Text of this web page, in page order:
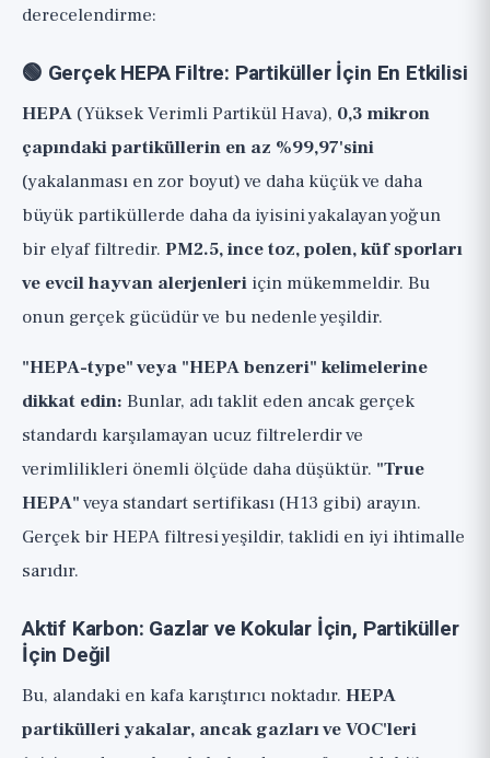
derecelendirme:
🟢 Gerçek HEPA Filtre: Partiküller İçin En Etkilisi
HEPA (Yüksek Verimli Partikül Hava), 0,3 mikron
çapındaki partiküllerin en az %99,97'sini
(yakalanması en zor boyut) ve daha küçük ve daha
büyük partiküllerde daha da iyisini yakalayan yoğun
bir elyaf filtredir. PM2.5, ince toz, polen, küf sporları
ve evcil hayvan alerjenleri için mükemmeldir. Bu
onun gerçek gücüdür ve bu nedenle yeşildir.
"HEPA-type" veya "HEPA benzeri" kelimelerine
dikkat edin: Bunlar, adı taklit eden ancak gerçek
standardı karşılamayan ucuz filtrelerdir ve
verimlilikleri önemli ölçüde daha düşüktür. "True
HEPA"veya standart sertifikası (H13 gibi) arayın.
Gerçek bir HEPA filtresi yeşildir, taklidi en iyi ihtimalle
sarıdır.
Aktif Karbon: Gazlar ve Kokular İçin, Partiküller
İçin Değil
Bu, alandaki en kafa karıştırıcı noktadır. HEPA
partikülleri yakalar, ancak gazları ve VOC'leri